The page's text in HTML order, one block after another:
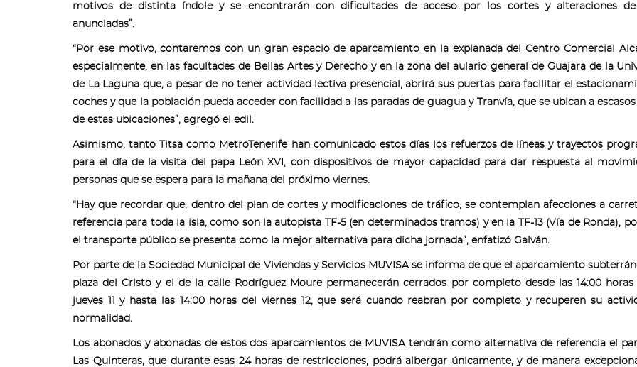
motivos de distinta índole y se encontrarán con dificultades de acceso por los cortes y alteraciones
anunciadas”.
“Por ese motivo, contaremos con un gran espacio de aparcamiento en la explanada del Centro Comercial
especialmente, en las facultades de Bellas Artes y Derecho y en la zona del aulario general de Guajara de la
de La Laguna que, a pesar de no tener actividad lectiva presencial, abrirá sus puertas para facilitar el
coches y que la población pueda acceder con facilidad a las paradas de guagua y Tranvía, que se ubican a
de estas ubicaciones”, agregó el edil.
Asimismo, tanto Titsa como MetroTenerife han comunicado estos días los refuerzos de líneas y trayectos
para el día de la visita del papa León XVI, con dispositivos de mayor capacidad para dar respuesta al
personas que se espera para la mañana del próximo viernes.
“Hay que recordar que, dentro del plan de cortes y modificaciones de tráfico, se contemplan afecciones a
referencia para toda la isla, como son la autopista TF-5 (en determinados tramos) y en la TF-13 (Vía de Ronda),
el transporte público se presenta como la mejor alternativa para dicha jornada”, enfatizó Galván.
Por parte de la Sociedad Municipal de Viviendas y Servicios MUVISA se informa de que el aparcamiento
plaza del Cristo y el de la calle Rodríguez Moure permanecerán cerrados por completo desde las 14:00 horas
jueves 11 y hasta las 14:00 horas del viernes 12, que será cuando reabran por completo y recuperen su
normalidad.
Los abonados y abonadas de estos dos aparcamientos de MUVISA tendrán como alternativa de referencia el
Las Quinteras, que durante esas 24 horas de restricciones, podrá albergar únicamente, y de manera